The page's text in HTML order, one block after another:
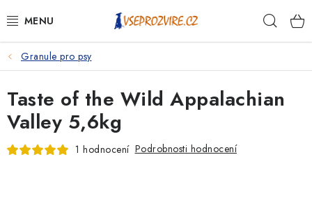
na
PSI
KOČKY
KONĚ
Granule pro psy
Taste of the Wild Appalachian
Valley 5,6kg
1 hodnocení Podrobnosti hodnocení